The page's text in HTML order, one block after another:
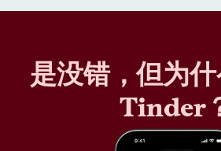
是没错，但为
Tinder